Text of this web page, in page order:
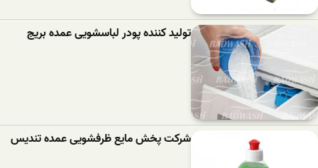
تولید کننده پودر لباسشویی عمده بریج
شرکت پخش مایع ظرفشویی عمده تندیس